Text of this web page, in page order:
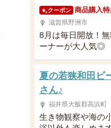
クーポン 商品購入
滋賀県野洲市
8月は毎日開放！
ーナーが大人気◎
夏の若狭和田ビ
さん♪
福井県大飯郡高浜町
生き物観察や海の